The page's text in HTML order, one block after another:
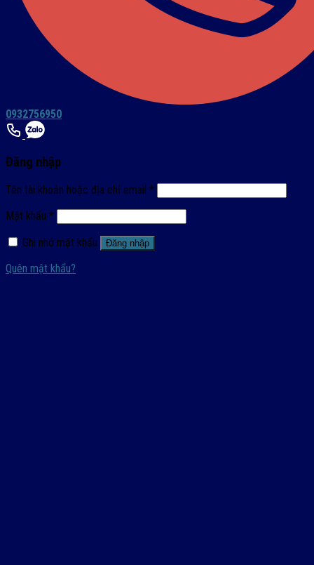
0932756950
Đăng nhập
Tên tài khoản hoặc địa chỉ email *
Mật khẩu *
Ghi nhớ mật khẩu
Đăng nhập
Quên mật khẩu?